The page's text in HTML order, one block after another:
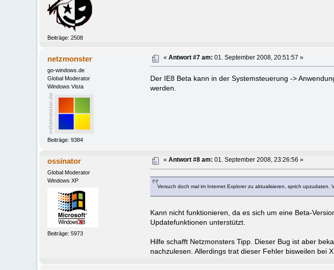
Beiträge: 2508
netzmonster
go-windows.de
Global Moderator
Windows Vista
Beiträge: 9384
«Antwort #7 am: 01. September 2008, 20:51:57 »
Der IE8 Beta kann in der Systemsteuerung ->
werden.
ossinator
Global Moderator
Windows XP
Beiträge: 5973
«Antwort #8 am: 01. September 2008, 23:26:56 »
Versuch doch mal im Internet Explorer zu aktualisieren, sprich upzudaten.
Kann nicht funktionieren, da es sich um eine Beta-
Updatefunktionen unterstützt.
Hilfe schafft Netzmonsters Tipp. Dieser Bug ist aber
nachzulesen. Allerdings trat dieser Fehler bisweilen bei